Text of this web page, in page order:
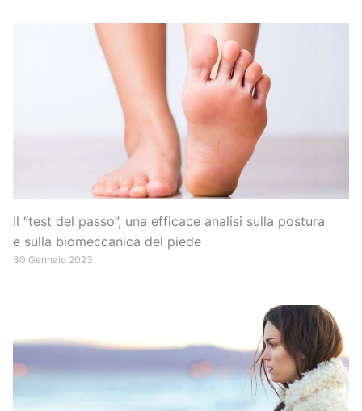
Il “test del passo”, una efficace analisi sulla postura
e sulla biomeccanica del piede
30 Gennaio 2023